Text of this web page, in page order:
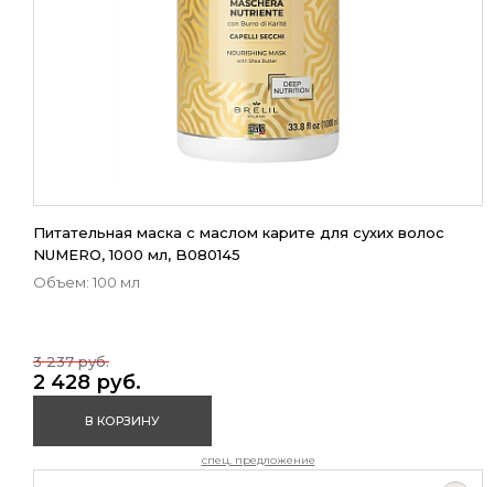
Питательная маска с маслом карите для сухих волос
NUMERO, 1000 мл, B080145
Объем: 100 мл
2 428 руб.
3 237 руб.
В КОРЗИНУ
спец. предложение